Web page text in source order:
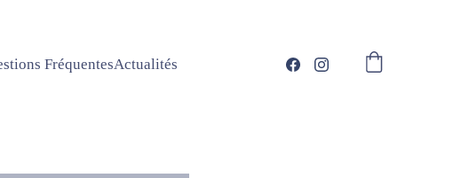
FréquentesActualités